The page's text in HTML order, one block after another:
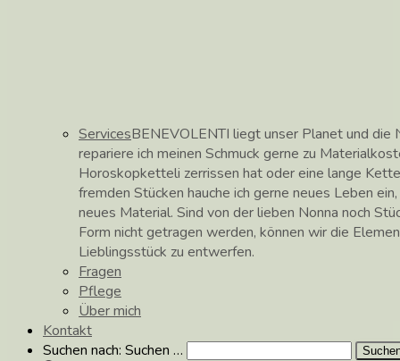
ServicesBENEVOLENTI liegt unser Planet und die
repariere ich meinen Schmuck gerne zu
Horoskopketteli zerrissen hat oder eine lange
fremden Stücken hauche ich gerne neues Leben
neues Material. Sind von der lieben Nonna noch
Form nicht getragen werden, können wir die
Lieblingsstück zu entwerfen.
Fragen
Pflege
Über mich
Kontakt
Suchen nach: Suchen …